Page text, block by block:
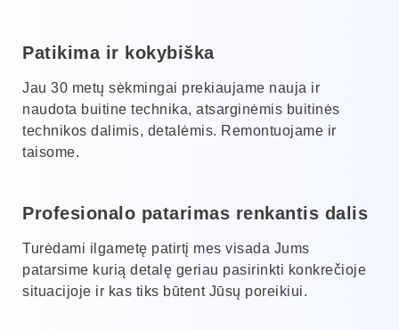
Patikima ir kokybiška
Jau 30 metų sėkmingai prekiaujame nauja ir
naudota buitine technika, atsarginėmis buitinės
technikos dalimis, detalėmis. Remontuojame ir
taisome.
Profesionalo patarimas renkantis dalis
Turėdami ilgametę patirtį mes visada Jums
patarsime kurią detalę geriau pasirinkti konkrečioje
situacijoje ir kas tiks būtent Jūsų poreikiui.